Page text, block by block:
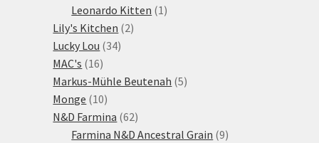
Leonardo Kitten 1 1
Lily's Kitchen 22
Lucky Lou 3434
MAC's 1616
produktů
Markus-Mühle Beutenah 55
Monge 1010
produktů
N&D Farmina 6262
produktů
Farmina N&D Ancestral Grain 99